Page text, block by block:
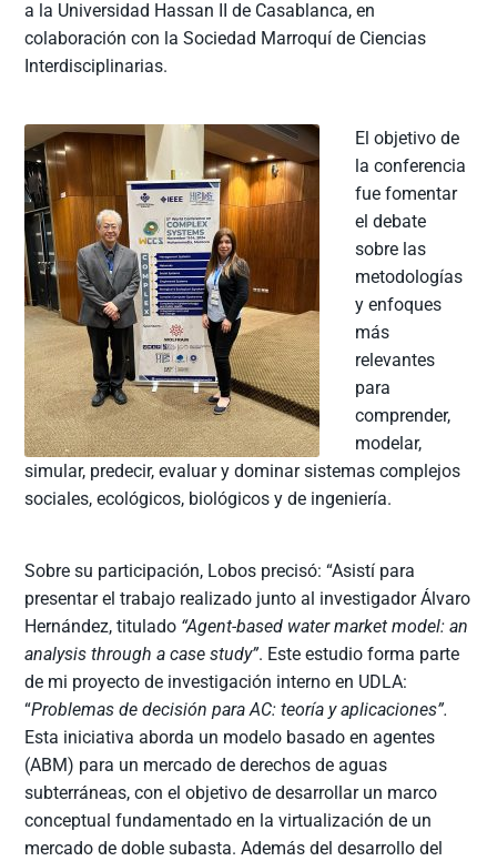
a la Universidad Hassan II de Casablanca, en
colaboración con la Sociedad Marroquí de Ciencias
Interdisciplinarias.
El objetivo de
la conferencia
fue fomentar
el debate
sobre las
metodologías
y enfoques
más
relevantes
para
comprender,
modelar,
simular, predecir, evaluar y dominar sistemas complejos
sociales, ecológicos, biológicos y de ingeniería.
Sobre su participación, Lobos precisó: “Asistí para
presentar el trabajo realizado junto al investigador Álvaro
Hernández, titulado “Agent-based water market model: an
analysis through a case study”. Este estudio forma parte
de mi proyecto de investigación interno en UDLA:
“Problemas de decisión para AC: teoría y aplicaciones”.
Esta iniciativa aborda un modelo basado en agentes
(ABM) para un mercado de derechos de aguas
subterráneas, con el objetivo de desarrollar un marco
conceptual fundamentado en la virtualización de un
mercado de doble subasta. Además del desarrollo del